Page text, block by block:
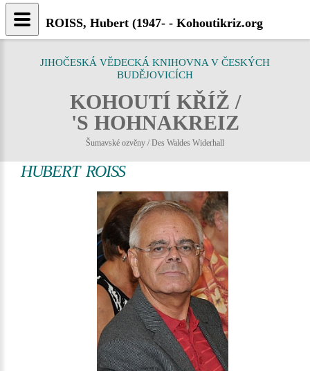
JIHOČESKÁ VĚDECKÁ KNIHOVNA V ČESKÝCH
BUDĚJOVICÍCH
KOHOUTÍ KŘÍŽ /
'S HOHNAKREIZ
Šumavské ozvěny / Des Waldes Widerhall
HUBERT ROISS
ROISS, Hubert (1947- - Kohoutikriz.org